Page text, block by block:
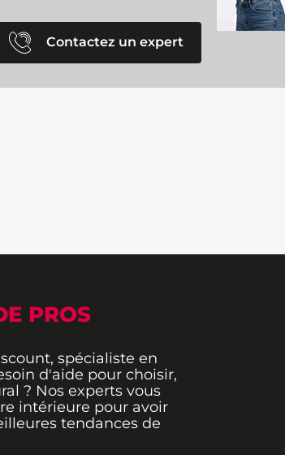
Contactez un expert
PROS
spécialiste en
d'aide pour choisir,
? Nos experts vous
intérieure pour avoir
tendances de